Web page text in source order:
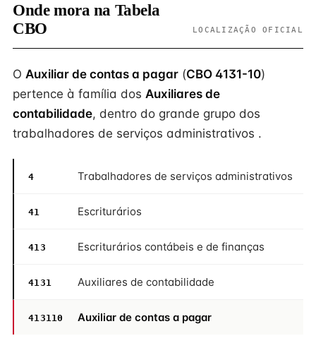
Onde mora na Tabela
CBO
LOCALIZAÇÃO OFICIAL
O Auxiliar de contas a pagar (CBO 4131-10)
pertence à família dos Auxiliares de
contabilidade, dentro do grande grupo dos
trabalhadores de serviços administrativos .
4 Trabalhadores de serviços administrativos
41 Escriturários
413 Escriturários contábeis e de finanças
4131 Auxiliares de contabilidade
413110 Auxiliar de contas a pagar